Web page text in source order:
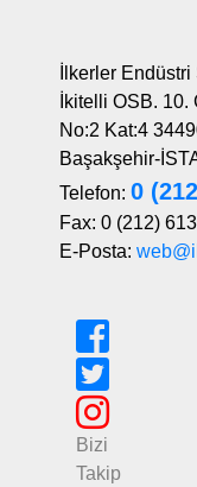
İlkerler
İkitelli OSB.
No:2 Kat:4
Başakşehir-
Telefon: 0
Fax: 0 (212)
E-Posta:
Bizi
Takip